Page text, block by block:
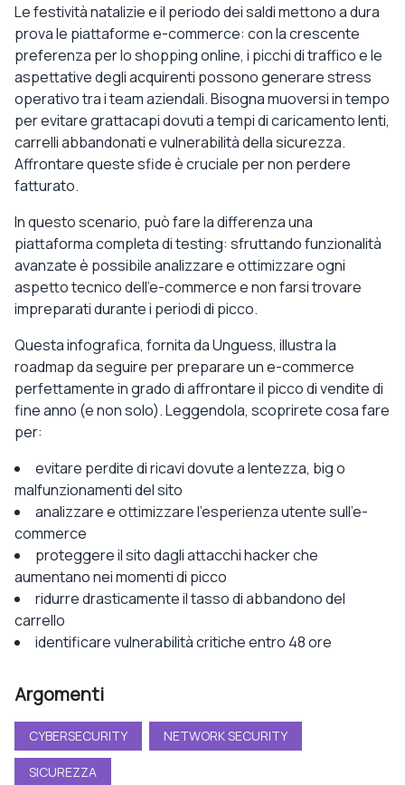
Le festività natalizie e il periodo dei saldi mettono a dura
prova le piattaforme e-commerce: con la crescente
preferenza per lo shopping online, i picchi di traffico e le
aspettative degli acquirenti possono generare stress
operativo tra i team aziendali. Bisogna muoversi in tempo
per evitare grattacapi dovuti a tempi di caricamento lenti,
carrelli abbandonati e vulnerabilità della sicurezza.
Affrontare queste sfide è cruciale per non perdere
fatturato.
In questo scenario, può fare la differenza una
piattaforma completa di testing: sfruttando funzionalità
avanzate è possibile analizzare e ottimizzare ogni
aspetto tecnico dell’e-commerce e non farsi trovare
impreparati durante i periodi di picco.
Questa infografica, fornita da Unguess, illustra la
roadmap da seguire per preparare un e-commerce
perfettamente in grado di affrontare il picco di vendite di
fine anno (e non solo). Leggendola, scoprirete cosa fare
per:
evitare perdite di ricavi dovute a lentezza, big o
malfunzionamenti del sito
analizzare e ottimizzare l’esperienza utente sull’e-
commerce
proteggere il sito dagli attacchi hacker che
aumentano nei momenti di picco
ridurre drasticamente il tasso di abbandono del
carrello
identificare vulnerabilità critiche entro 48 ore
Argomenti
CYBERSECURITY NETWORK SECURITY
SICUREZZA